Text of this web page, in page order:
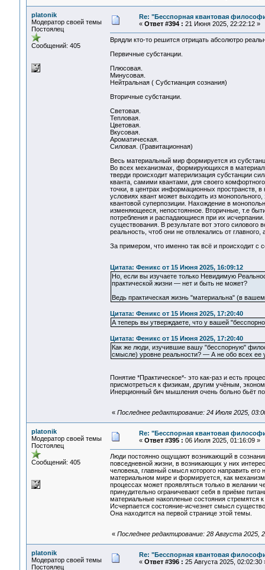
platonik
Модератор своей темы
Постоялец
Сообщений: 405
Re: "Бесспорная квантовая
« Ответ #394 : 21 Июня 2025, 22:22:12 »
Врядли кто-то решится отрицать абсолютро
Первичные субстанции.
Плюсовая.
Минусовая.
Нейтральная ( Субстианция сознания)
Вторичные субстанции.
Световая.
Тепловая.
Цветовая.
Вкусовая.
Ароматическая.
Силовая. (Гравитационная)
Весь материальный мир формируется из
Во всех механизмах, формирующихся в
тверди происходит материлизация субстанции
кванта, самими квантами, для своего
точки, в центрах информационных пространств,
условиях квант может выходить из
квантовой суперпозиции. Нахождение в
изменяющееся, непостоянное. Вторичные, т.е
потребления и распадающиеся при их
существования. В результате вот этого
реальность, чтоб они не отвлекались от
За примером, что именно так всё и происходит с
Цитата: Феникс от 15 Июня 2025, 16:09:12
Но, если вы изучаете только Невидимую
практической жизни — нет и быть не может?
Ведь практическая жизнь "материальна" (в
Цитата: Феникс от 15 Июня 2025, 17:20:40
А теперь вы утверждаете, что у вашей
Цитата: Феникс от 15 Июня 2025, 17:20:40
Как же люди, изучившие вашу "бесспорную"
смысле) уровне реальности? — А не обо всех ее
Понятие *Практическое*- это как-раз и есть
присмотреться к физикам, другим учёным,
Инерционный бич мышления очень больно бьёт
« Последнее редактирование: 24 Июля 2025,
platonik
Модератор своей темы
Постоялец
Сообщений: 405
Re: "Бесспорная квантовая
« Ответ #395 : 06 Июля 2025, 01:16:09 »
Люди постоянно ощущают возникающий в
повседневной жизни, в возникающих у них
человека, главный смысл которого направить
материальном мире и формируется, как
процессах может проявляться только в желании
принудительно ограничевают себя в приёме
материальные накопленые состояния стремятся
Исчерпается состояние-исчезнет смысл
Она находится на первой странице этой темы.
« Последнее редактирование: 28 Августа 2025,
platonik
Модератор своей темы
Постоялец
Re: "Бесспорная квантовая
« Ответ #396 : 25 Августа 2025, 02:02:30